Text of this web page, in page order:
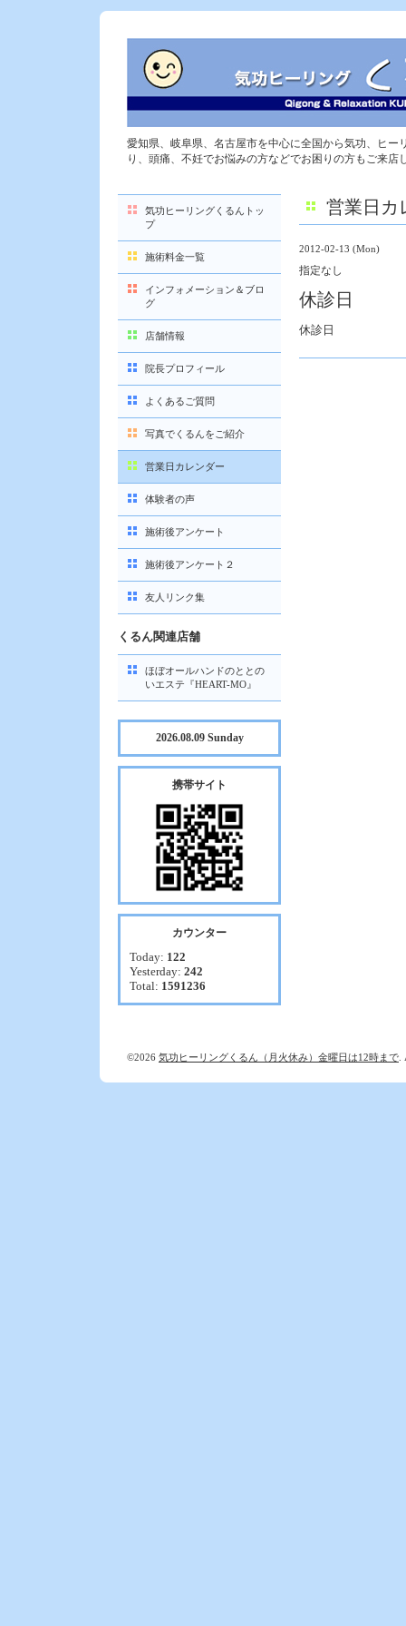
愛知県、岐阜県、名古屋市を中心に全国から気功、ヒー
り、頭痛、不妊でお悩みの方などでお困りの方もご来店
営業日カ
2012-02-13 (Mon)
指定なし
休診日
休診日
気功ヒーリングくるんトッ
プ
施術料金一覧
インフォメーション＆ブロ
グ
店舗情報
院長プロフィール
よくあるご質問
写真でくるんをご紹介
営業日カレンダー
体験者の声
施術後アンケート
施術後アンケート２
友人リンク集
くるん関連店舗
ほぼオールハンドのととの
いエステ『HEART-MO』
2026.08.09 Sunday
携帯サイト
カウンター
Today: 122
Yesterday: 242
Total: 1591236
©2026 気功ヒーリングくるん（月火休み）金曜日は12時まで